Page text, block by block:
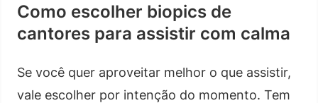
Como escolher biopics de
cantores para assistir com calma
Se você quer aproveitar melhor o que assistir,
vale escolher por intenção do momento. Tem